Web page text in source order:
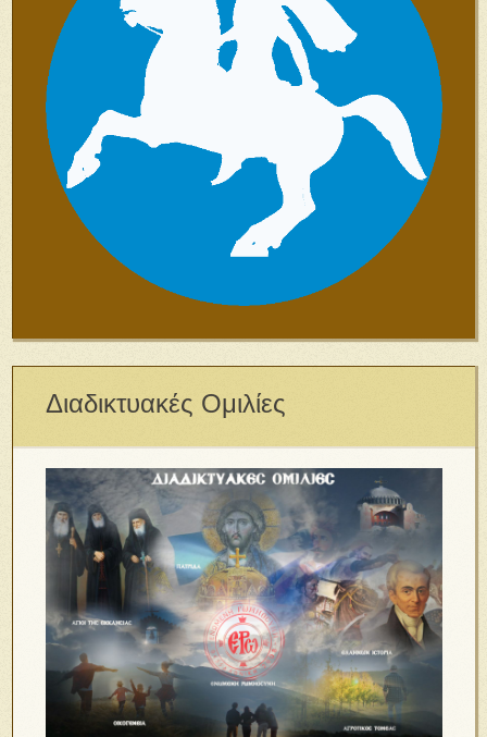
Διαδικτυακές Ομιλίες